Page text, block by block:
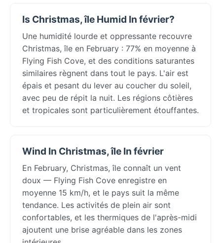
Is Christmas, île Humid In février?
Une humidité lourde et oppressante recouvre
Christmas, île en February : 77% en moyenne à
Flying Fish Cove, et des conditions saturantes
similaires règnent dans tout le pays. L'air est
épais et pesant du lever au coucher du soleil,
avec peu de répit la nuit. Les régions côtières
et tropicales sont particulièrement étouffantes.
Wind In Christmas, île In février
En February, Christmas, île connaît un vent
doux — Flying Fish Cove enregistre en
moyenne 15 km/h, et le pays suit la même
tendance. Les activités de plein air sont
confortables, et les thermiques de l'après-midi
ajoutent une brise agréable dans les zones